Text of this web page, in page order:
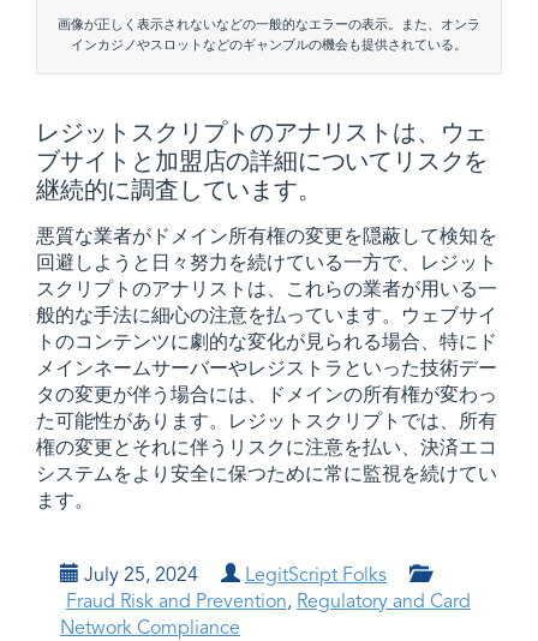
画像が正しく表示されないなどの一般的なエラーの表示。また、オンラ
インカジノやスロットなどのギャンブルの機会も提供されている。
レジットスクリプトのアナリストは、ウェ
ブサイトと加盟店の詳細についてリスクを
継続的に調査しています。
悪質な業者がドメイン所有権の変更を隠蔽して検知を
回避しようと日々努力を続けている一方で、レジット
スクリプトのアナリストは、これらの業者が用いる一
般的な手法に細心の注意を払っています。​​ウェブサイ
トのコンテンツに劇的な変化が見られる場合、特にド
メインネームサーバーやレジストラといった技術デー
タの変更が伴う場合には、ドメインの所有権が変わっ
た可能性があります。​​レジットスクリプトでは、所有
権の変更とそれに伴うリスクに注意を払い、決済エコ
システムをより安全に保つために常に監視を続けてい
ます。
July 25, 2024
LegitScript Folks
Fraud Risk and Prevention, Regulatory and Card
Network Compliance